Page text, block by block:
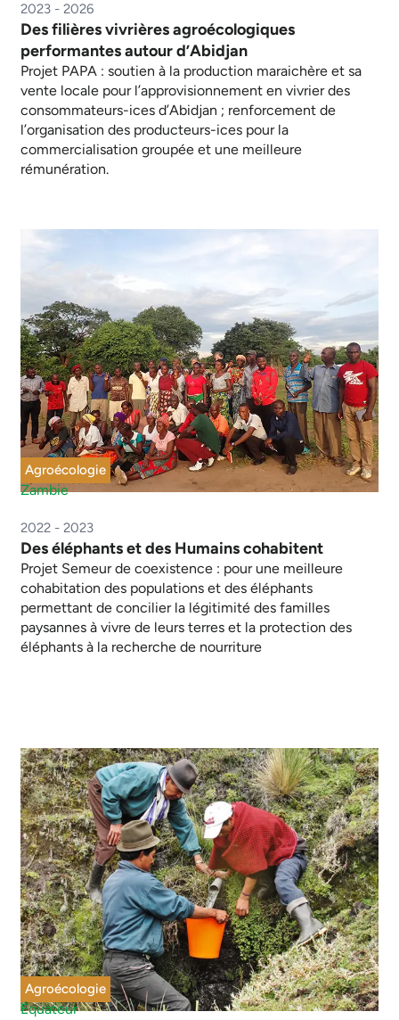
2023 - 2026
Des filières vivrières agroécologiques
performantes autour d’Abidjan
Projet PAPA : soutien à la production maraichère et sa
vente locale pour l’approvisionnement en vivrier des
consommateurs-ices d’Abidjan ; renforcement de
l’organisation des producteurs-ices pour la
commercialisation groupée et une meilleure
rémunération.
Agroécologie
Zambie
2022 - 2023
Des éléphants et des Humains cohabitent
Projet Semeur de coexistence : pour une meilleure
cohabitation des populations et des éléphants
permettant de concilier la légitimité des familles
paysannes à vivre de leurs terres et la protection des
éléphants à la recherche de nourriture
Agroécologie
Équateur